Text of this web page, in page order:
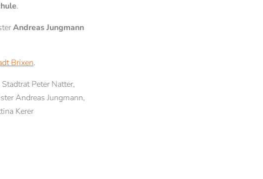
.
Andreas Jungmann
Brixen.
Peter Natter,
Andreas Jungmann,
Kerer